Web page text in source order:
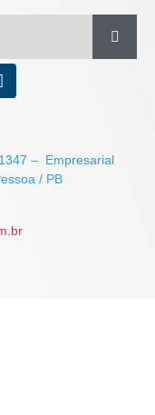
– Empresarial
/ PB